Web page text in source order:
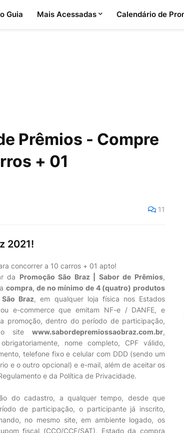
Guia Mais Acessadas Calendário de
Prêmios - Compre
+ 01
11
2021!
concorrer a 10 carros + 01 apto!
da Promoção São Braz | Sabor de Prêmios,
acompra, de no mínimo de 4 (quatro) produtos
Braz, em qualquer loja física nos Estados
e-commerce que emitam NF-e / DANFE, e
promoção, dentro do período de participação,
site www.sabordepremiossaobraz.com.br,
nome completo, CPF válido,
telefone fixo e celular com DDD (sendo um
e o outro opcional) e e-mail, além de aceitar os
e da Política de Privacidade.
do cadastro, a qualquer tempo, desde que
de participação, o participante já inscrito,
no mesmo site, em ambiente logado, os
fiscal (CCO/CCF/SAT), Estado da compra